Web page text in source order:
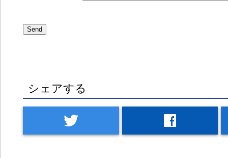
シェアする
twitter facebook